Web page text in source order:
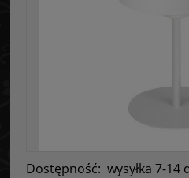
Dostępność: wysyłka 7-